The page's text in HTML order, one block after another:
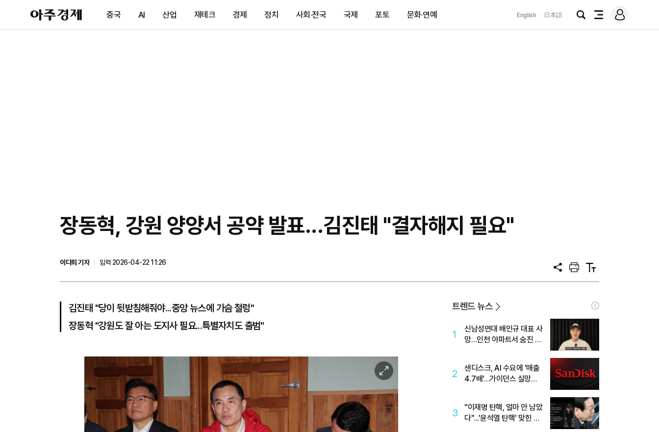
아
주
제
중국 AI 산업 재테크 경제 정치 사회·전국 국제 포토 문화·연예 English 日本語
검
전
메
그
장동혁, 강원 양양서 공약 발표...김진태 "결자해지 필요"
이다희 기자
입력 2026-04-22 11:26
공
프
트
텍
트
김진태 "당이 뒷받침해줘야...중앙 뉴스에 가슴 철렁"
장동혁 "강원도 잘 아는 도지사 필요...특별자치도 출범"
이
미
지
확
트렌드 뉴스
1
신남성연대 배인규 대표 사
망…인천 아파트서 숨진 채
2
샌디스크, AI 수요에 '매출
4.7배'…가이던스 실망에
3
"이재명 탄핵, 얼마 안 남았
다"...'윤석열 탄핵' 맞힌 무